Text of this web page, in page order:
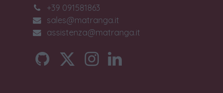
+39 091581863
sales@matranga.it
assistenza@matranga.it